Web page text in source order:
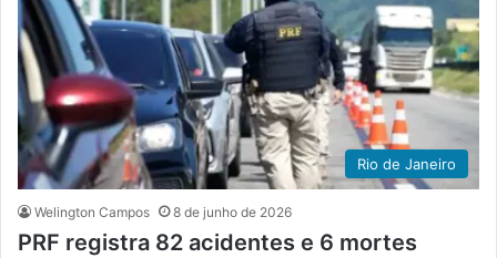
Rio de Janeiro
Welington Campos 8 de junho de 2026
PRF registra 82 acidentes e 6 mortes